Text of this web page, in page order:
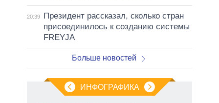
20:39
Президент рассказал, сколько стран
присоединилось к созданию системы
FREYJA
Больше новостей
ИНФОГРАФИКА